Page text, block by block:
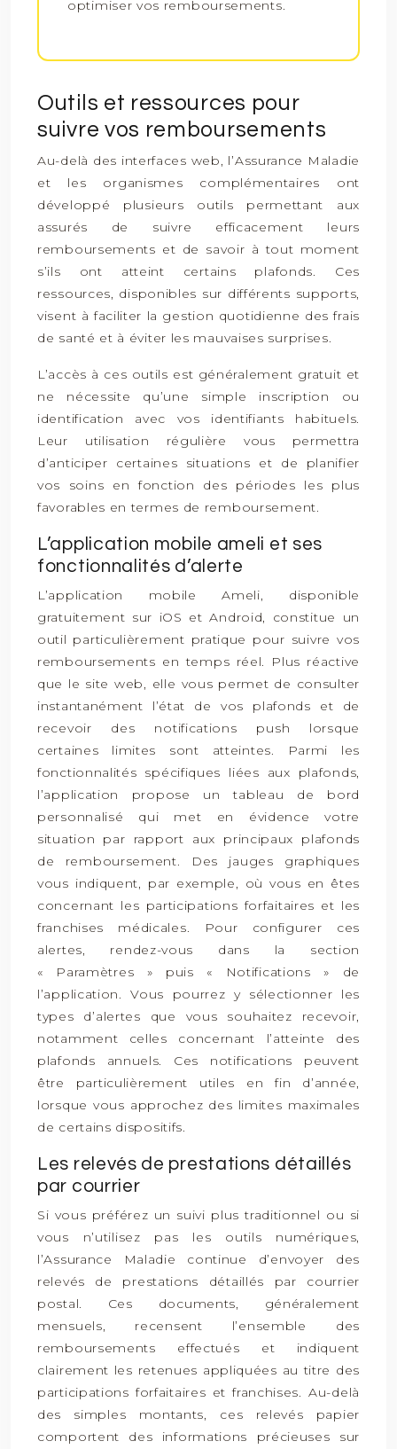
optimiser vos remboursements.
Outils et ressources pour
suivre vos remboursements
Au-delà des interfaces web, l’Assurance Maladie
et les organismes complémentaires ont
développé plusieurs outils permettant aux
assurés de suivre efficacement leurs
remboursements et de savoir à tout moment
s’ils ont atteint certains plafonds. Ces
ressources, disponibles sur différents supports,
visent à faciliter la gestion quotidienne des frais
de santé et à éviter les mauvaises surprises.
L’accès à ces outils est généralement gratuit et
ne nécessite qu’une simple inscription ou
identification avec vos identifiants habituels.
Leur utilisation régulière vous permettra
d’anticiper certaines situations et de planifier
vos soins en fonction des périodes les plus
favorables en termes de remboursement.
L’application mobile ameli et ses
fonctionnalités d’alerte
L’application mobile Ameli, disponible
gratuitement sur iOS et Android, constitue un
outil particulièrement pratique pour suivre vos
remboursements en temps réel. Plus réactive
que le site web, elle vous permet de consulter
instantanément l’état de vos plafonds et de
recevoir des notifications push lorsque
certaines limites sont atteintes. Parmi les
fonctionnalités spécifiques liées aux plafonds,
l’application propose un tableau de bord
personnalisé qui met en évidence votre
situation par rapport aux principaux plafonds
de remboursement. Des jauges graphiques
vous indiquent, par exemple, où vous en êtes
concernant les participations forfaitaires et les
franchises médicales. Pour configurer ces
alertes, rendez-vous dans la section
« Paramètres » puis « Notifications » de
l’application. Vous pourrez y sélectionner les
types d’alertes que vous souhaitez recevoir,
notamment celles concernant l’atteinte des
plafonds annuels. Ces notifications peuvent
être particulièrement utiles en fin d’année,
lorsque vous approchez des limites maximales
de certains dispositifs.
Les relevés de prestations détaillés
par courrier
Si vous préférez un suivi plus traditionnel ou si
vous n’utilisez pas les outils numériques,
l’Assurance Maladie continue d’envoyer des
relevés de prestations détaillés par courrier
postal. Ces documents, généralement
mensuels, recensent l’ensemble des
remboursements effectués et indiquent
clairement les retenues appliquées au titre des
participations forfaitaires et franchises. Au-delà
des simples montants, ces relevés papier
comportent des informations précieuses sur